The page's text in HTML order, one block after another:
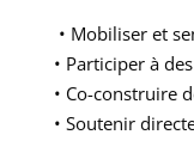
• Mobiliser et
• Participer à
• Co-construire
• Soutenir